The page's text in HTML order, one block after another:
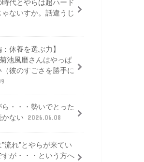
代とやらは超ハード
ゃないすか。話違うじ
：休養を選ぶ力】
池風磨さんはやっぱ
（彼のすごさを勝手に
・・・勢いでとった
かない
2026.06.08
流れ”とやらが来てい
すが・・・という方へ